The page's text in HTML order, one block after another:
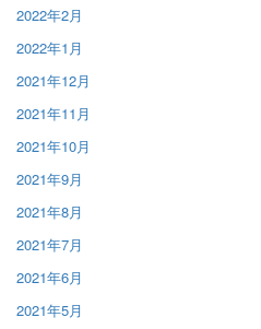
2022年2月
2022年1月
2021年12月
2021年11月
2021年10月
2021年9月
2021年8月
2021年7月
2021年6月
2021年5月